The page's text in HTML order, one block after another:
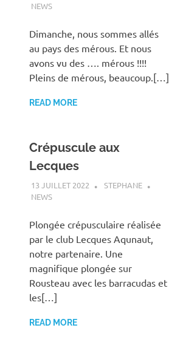
NEWS
Dimanche, nous sommes allés
au pays des mérous. Et nous
avons vu des …. mérous !!!!
Pleins de mérous, beaucoup.[…]
READ MORE
Crépuscule aux
Lecques
13 JUILLET 2022
STEPHANE
NEWS
Plongée crépusculaire réalisée
par le club Lecques Aqunaut,
notre partenaire. Une
magnifique plongée sur
Rousteau avec les barracudas et
les[…]
READ MORE